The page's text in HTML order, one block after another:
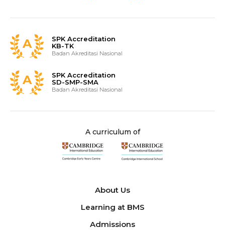
SPK Accreditation
KB-TK
Badan Akreditasi Nasional
SPK Accreditation
SD-SMP-SMA
Badan Akreditasi Nasional
A curriculum of
About Us
Learning at BMS
Admissions